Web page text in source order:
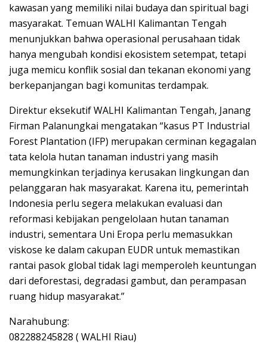
kawasan yang memiliki nilai budaya dan spiritual bagi
masyarakat. Temuan WALHI Kalimantan Tengah
menunjukkan bahwa operasional perusahaan tidak
hanya mengubah kondisi ekosistem setempat, tetapi
juga memicu konflik sosial dan tekanan ekonomi yang
berkepanjangan bagi komunitas terdampak.
Direktur eksekutif WALHI Kalimantan Tengah, Janang
Firman Palanungkai mengatakan “kasus PT Industrial
Forest Plantation (IFP) merupakan cerminan kegagalan
tata kelola hutan tanaman industri yang masih
memungkinkan terjadinya kerusakan lingkungan dan
pelanggaran hak masyarakat. Karena itu, pemerintah
Indonesia perlu segera melakukan evaluasi dan
reformasi kebijakan pengelolaan hutan tanaman
industri, sementara Uni Eropa perlu memasukkan
viskose ke dalam cakupan EUDR untuk memastikan
rantai pasok global tidak lagi memperoleh keuntungan
dari deforestasi, degradasi gambut, dan perampasan
ruang hidup masyarakat.”
Narahubung:
082288245828 ( WALHI Riau)